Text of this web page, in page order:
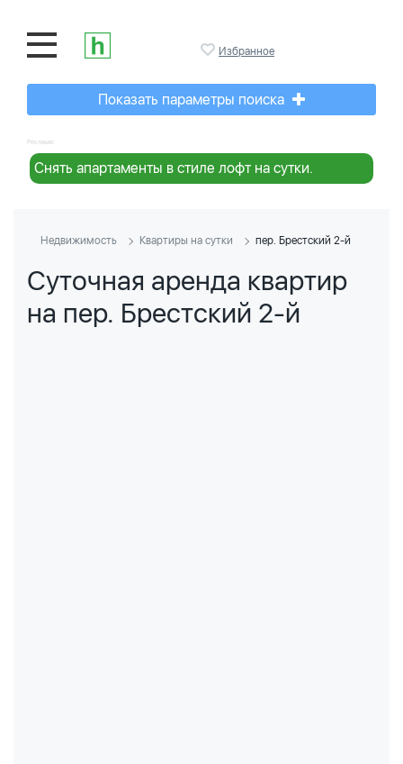
Избранное
Показать параметры поиска
Реклама:
Снять апартаменты в стиле лофт на сутки.
Недвижимость Квартиры на сутки пер. Брестский 2-й
Суточная аренда квартир
на пер. Брестский 2-й